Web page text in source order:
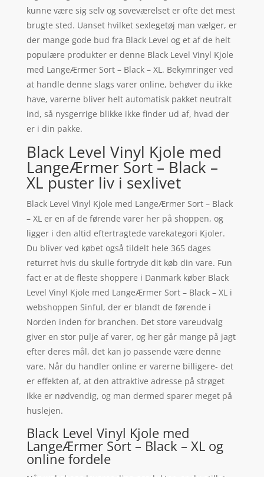
kunne være sig selv og soveværelset er ofte det mest
brugte sted. Uanset hvilket sexlegetøj man vælger, er
der mange gode bud fra Black Level og et af de helt
populære produkter er denne Black Level Vinyl Kjole
med LangeÆrmer Sort – Black – XL. Bekymringer ved
at handle denne slags varer online, behøver du ikke
have, varerne bliver helt automatisk pakket neutralt
ind, så nysgerrige blikke ikke finder ud af, hvad der
er i din pakke.
Black Level Vinyl Kjole med
LangeÆrmer Sort – Black –
XL puster liv i sexlivet
Black Level Vinyl Kjole med LangeÆrmer Sort – Black
– XL er en af de førende varer her på shoppen, og
ligger i den altid eftertragtede varekategori Kjoler.
Du bliver ved købet også tildelt hele 365 dages
returret hvis du skulle fortryde dit køb din vare. Fun
fact er at de fleste shoppere i Danmark køber Black
Level Vinyl Kjole med LangeÆrmer Sort – Black – XL i
webshoppen Sinful, der er blandt de førende i
Norden inden for branchen. Det store vareudvalg
giver en stor pulje af varer, og her går mange på jagt
efter deres mål, det kan jo passende være denne
vare. Når du handler online er varerne billigere- det
er effekten af, at den attraktive adresse på strøget
ikke er nødvendig, og man dermed sparer meget på
huslejen.
Black Level Vinyl Kjole med
LangeÆrmer Sort – Black – XL og
online fordele